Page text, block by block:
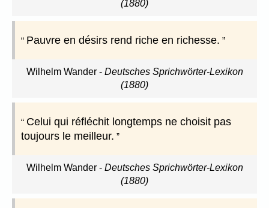
(1880)
Pauvre en désirs rend riche en richesse.
Wilhelm Wander- Deutsches Sprichwörter-Lexikon
(1880)
Celui qui réfléchit longtemps ne choisit pas
toujours le meilleur.
Wilhelm Wander- Deutsches Sprichwörter-Lexikon
(1880)